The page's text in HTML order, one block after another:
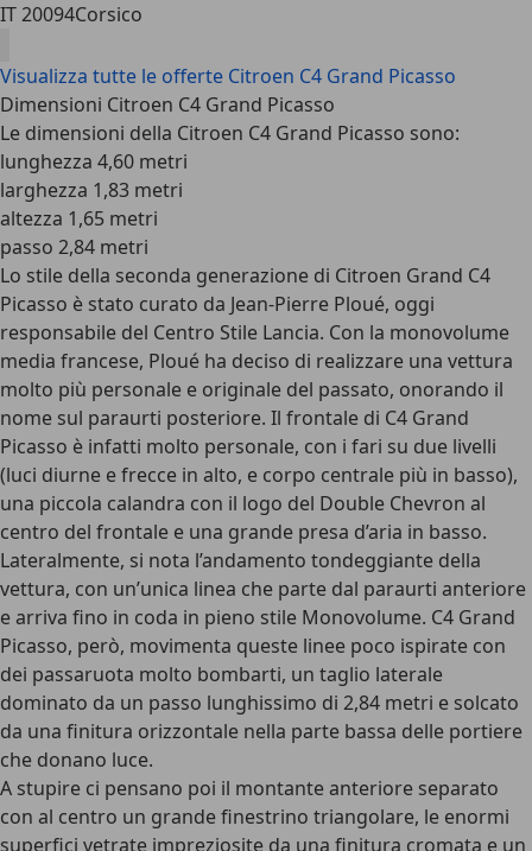
IT 20094Corsico
Visualizza tutte le offerte Citroen C4 Grand Picasso
Dimensioni Citroen C4 Grand Picasso
Le dimensioni della Citroen C4 Grand Picasso sono:
lunghezza 4,60 metri
larghezza 1,83 metri
altezza 1,65 metri
passo 2,84 metri
Lo stile della seconda generazione di Citroen Grand C4
Picasso è stato curato da Jean-Pierre Ploué, oggi
responsabile del Centro Stile Lancia. Con la monovolume
media francese, Ploué ha deciso di realizzare una vettura
molto più personale e originale del passato, onorando il
nome sul paraurti posteriore. Il frontale di C4 Grand
Picasso è infatti molto personale, con i fari su due livelli
(luci diurne e frecce in alto, e corpo centrale più in basso),
una piccola calandra con il logo del Double Chevron al
centro del frontale e una grande presa d’aria in basso.
Lateralmente, si nota l’andamento tondeggiante della
vettura, con un’unica linea che parte dal paraurti anteriore
e arriva fino in coda in pieno stile Monovolume. C4 Grand
Picasso, però, movimenta queste linee poco ispirate con
dei passaruota molto bombarti, un taglio laterale
dominato da un passo lunghissimo di 2,84 metri e solcato
da una finitura orizzontale nella parte bassa delle portiere
che donano luce.
A stupire ci pensano poi il montante anteriore separato
con al centro un grande finestrino triangolare, le enormi
superfici vetrate impreziosite da una finitura cromata e un